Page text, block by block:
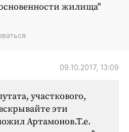
жилища"
09.10.2017, 13:09
участкового,
эти
Артамонов.Т.е.